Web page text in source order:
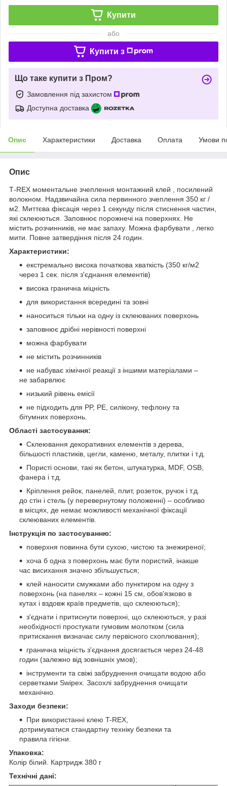
Купити
або
Купити з
Що таке купити з Пром?
Замовлення під захистом
Доступна доставка
Опис Характеристики Доставка Оплата Умови
Опис
Т-REX моментальне зчеплення монтажний клей , посилений
волокном. Надзвичайна сила первинного зчеплення 350 кг /
м2. Миттєва фіксація через 1 секунду після стиснення частин,
які склеюються. Заповнює порожнечі на поверхнях. Не
містить розчинників, не має запаху. Можна фарбувати , легко
мити. Повне затвердіння після 24 годин.
Характеристики:
екстремально висока початкова хваткість (350 кг/м2
через 1 сек. після з'єднання елементів)
висока гранична міцність
для використання всередині та зовні
наноситься тільки на одну із склеюваних поверхонь
заповнює дрібні нерівності поверхні
можна фарбувати
не містить розчинників
не набуває хімічної реакції з іншими матеріалами –
не забарвлює
низький рівень емісії
не підходить для PP, PE, силікону, тефлону та
бітумних поверхонь.
Області застосування:
Склеювання декоративних елементів з дерева,
більшості пластиків, цегли, каменю, металу, плитки і т.д.
Пористі основи, такі як бетон, штукатурка, MDF, OSB,
фанера і т.д.
Кріплення рейок, панелей, плит, розеток, ручок і т.д.
до стін і стель (у перевернутому положенні) – особливо
в місцях, де немає можливості механічної фіксації
склеюваних елементів.
Інструкція по застосуванню:
поверхня повинна бути сухою, чистою та знежиреної;
хоча б одна з поверхонь має бути пористий, інакше
час висихання значно збільшується;
клей наносити смужками або пунктиром на одну з
поверхонь (на панелях – кожні 15 см, обов'язково в
кутах і вздовж країв предметів, що склеюються);
з'єднати і притиснути поверхні, що склеюються, у разі
необхідності простукати гумовим молотком (сила
притискання визначає силу первісного схоплювання);
гранична міцність з'єднання досягається через 24-48
годин (залежно від зовнішніх умов);
інструменти та свіжі забруднення очищати водою або
серветками Swipex. Засохлі забруднення очищати
механічно.
Заходи безпеки:
При використанні клею T-REX,
дотримуватися стандартну техніку безпеки та
правила гігієни.
Упаковка:
Колір білий. Картридж 380 г
Технічні дані: